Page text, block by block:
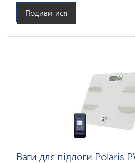
Подивитися
Ваги для підлоги Polaris